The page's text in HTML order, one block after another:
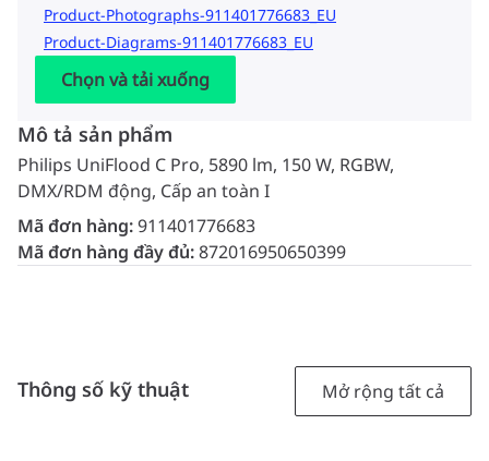
Product-Photographs-911401776683_EU
Product-Diagrams-911401776683_EU
Chọn và tải xuống
Mô tả sản phẩm
Philips UniFlood C Pro, 5890 lm, 150 W, RGBW,
DMX/RDM động, Cấp an toàn I
Mã đơn hàng:911401776683
Mã đơn hàng đầy đủ:872016950650399
Thông số kỹ thuật Mở rộng tất cả